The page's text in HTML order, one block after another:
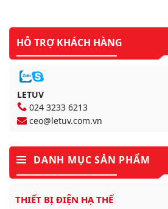
HỖ TRỢ KHÁCH HÀNG
LETUV
024 3233 6213
ceo@letuv.com.vn
DANH MỤC SẢN PHẨM
THIẾT BỊ ĐIỆN HẠ THẾ